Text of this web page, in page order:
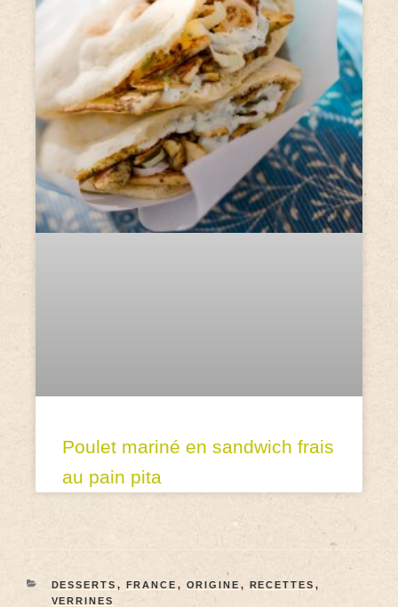
Poulet mariné en sandwich frais
au pain pita
DESSERTS , FRANCE , ORIGINE , RECETTES ,
VERRINES